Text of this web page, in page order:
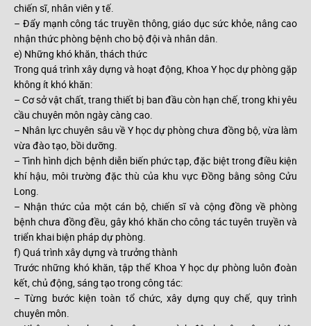
chiến sĩ, nhân viên y tế.
– Đẩy mạnh công tác truyền thông, giáo dục sức khỏe, nâng cao
nhận thức phòng bệnh cho bộ đội và nhân dân.
e) Những khó khăn, thách thức
Trong quá trình xây dựng và hoạt động, Khoa Y học dự phòng gặp
không ít khó khăn:
– Cơ sở vật chất, trang thiết bị ban đầu còn hạn chế, trong khi yêu
cầu chuyên môn ngày càng cao.
– Nhân lực chuyên sâu về Y học dự phòng chưa đồng bộ, vừa làm
vừa đào tạo, bồi dưỡng.
– Tình hình dịch bệnh diễn biến phức tạp, đặc biệt trong điều kiện
khí hậu, môi trường đặc thù của khu vực Đồng bằng sông Cửu
Long.
– Nhận thức của một cán bộ, chiến sĩ và cộng đồng về phòng
bệnh chưa đồng đều, gây khó khăn cho công tác tuyên truyền và
triển khai biện pháp dự phòng.
f) Quá trình xây dựng và trưởng thành
Trước những khó khăn, tập thể Khoa Y học dự phòng luôn đoàn
kết, chủ động, sáng tạo trong công tác:
– Từng bước kiện toàn tổ chức, xây dựng quy chế, quy trình
chuyên môn.